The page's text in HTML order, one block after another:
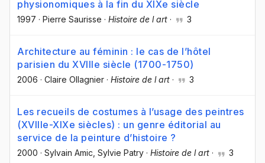
physionomiques à la fin du XIXe siècle
1997 · Pierre Saurisse · Histoire de l art · 3
Architecture au féminin : le cas de l’hôtel
parisien du XVIIIe siècle (1700-1750)
2006 · Claire Ollagnier · Histoire de l art · 3
Les recueils de costumes à l’usage des peintres
(XVIIIe-XIXe siècles) : un genre éditorial au
service de la peinture d’histoire ?
2000 · Sylvain Amic, Sylvie Patry · Histoire de l art · 3